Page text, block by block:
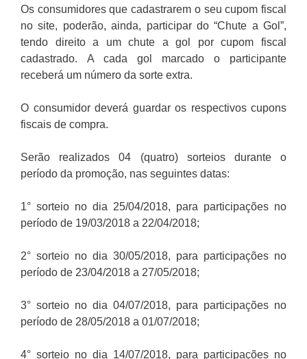
Os consumidores que cadastrarem o seu cupom fiscal
no site, poderão, ainda, participar do “Chute a Gol”,
tendo direito a um chute a gol por cupom fiscal
cadastrado. A cada gol marcado o participante
receberá um número da sorte extra.
O consumidor deverá guardar os respectivos cupons
fiscais de compra.
Serão realizados 04 (quatro) sorteios durante o
período da promoção, nas seguintes datas:
1° sorteio no dia 25/04/2018, para participações no
período de 19/03/2018 a 22/04/2018;
2° sorteio no dia 30/05/2018, para participações no
período de 23/04/2018 a 27/05/2018;
3° sorteio no dia 04/07/2018, para participações no
período de 28/05/2018 a 01/07/2018;
4° sorteio no dia 14/07/2018, para participações no